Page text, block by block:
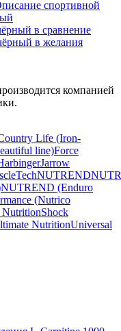
в сравнение
в желания
компанией
Life (Iron-
line)Force
Jarrow
NUTREND
NUTREND (Enduro
(Nutrico
NutritionShock
NutritionUniversal